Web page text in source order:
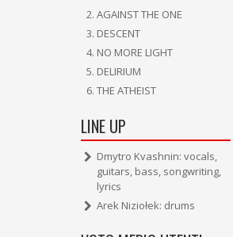
AGAINST THE ONE
DESCENT
NO MORE LIGHT
DELIRIUM
THE ATHEIST
LINE UP
Dmytro Kvashnin: vocals,
guitars, bass, songwriting,
lyrics
Arek Niziołek: drums